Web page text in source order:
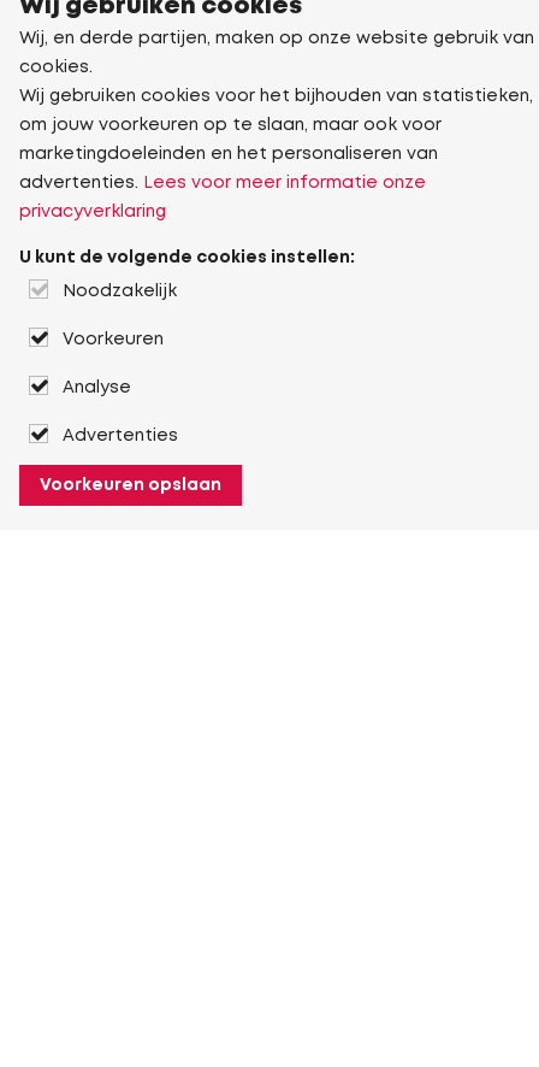
Wij gebruiken cookies
Wij, en derde partijen, maken op onze website gebruik van
cookies.
Wij gebruiken cookies voor het bijhouden van statistieken,
om jouw voorkeuren op te slaan, maar ook voor
marketingdoeleinden en het personaliseren van
advertenties.
Lees voor meer informatie onze
privacyverklaring
U kunt de volgende cookies instellen:
Noodzakelijk
Voorkeuren
Analyse
Advertenties
Voorkeuren opslaan